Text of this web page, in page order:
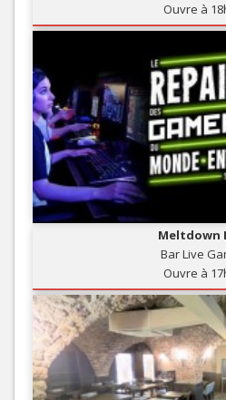
Ouvre à
Meltdown
Bar Live
Ouvre à